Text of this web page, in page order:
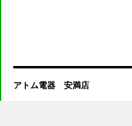
アトム電器 安満店